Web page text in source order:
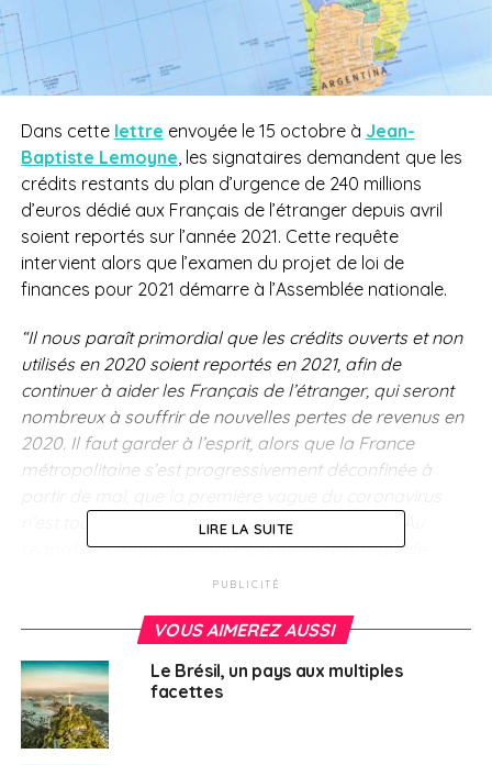
Dans cette lettre envoyée le 15 octobre à Jean-
Baptiste Lemoyne , les signataires demandent que les
crédits restants du plan d’urgence de 240 millions
d’euros dédié aux Français de l’étranger depuis avril
soient reportés sur l’année 2021. Cette requête
intervient alors que l’examen du projet de loi de
finances pour 2021 démarre à l’Assemblée nationale.
“Il nous paraît primordial que les crédits ouverts et non
utilisés en 2020 soient reportés en 2021, afin de
continuer à aider les Français de l’étranger, qui seront
nombreux à souffrir de nouvelles pertes de revenus en
2020. Il faut garder à l’esprit, alors que la France
métropolitaine s’est progressivement déconfinée à
n’est toujours pas terminée en Amérique latine. Au
regard des montants utilisés, nous pensons que le
report des crédits permettrait de répondre à la
sans impacter de manière démesurée les finances
soient déposés en ce sens lors de l’examen du projet
de loi de finances”,
Sur les 50 millions d’euros de l’aide d’urgence réservée
LIRE LA SUITE
PUBLICITÉ
VOUS AIMEREZ AUSSI
Le Brésil, un pays aux multiples
facettes